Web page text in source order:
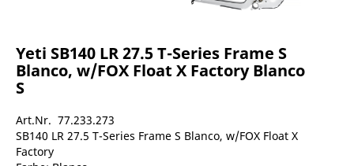
Yeti SB140 LR 27.5 T-Series Frame S
Blanco, w/FOX Float X Factory Blanco
S
Art.Nr. 77.233.273
SB140 LR 27.5 T-Series Frame S Blanco, w/FOX Float X
Factory